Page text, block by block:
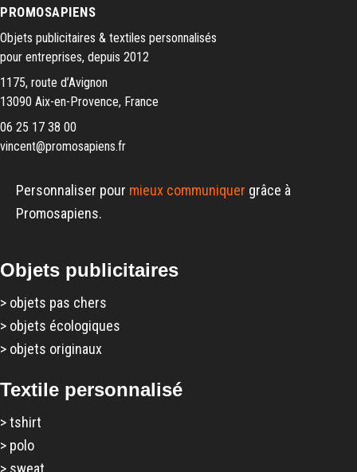
PROMOSAPIENS
Objets publicitaires & textiles personnalisés
pour entreprises, depuis 2012
1175, route d’Avignon
13090 Aix-en-Provence, France
06 25 17 38 00
vincent@promosapiens.fr
Personnaliser pour mieux communiquer grâce à
Promosapiens.
Objets publicitaires
> objets pas chers
> objets écologiques
> objets originaux
Textile personnalisé
>tshirt
> polo
> sweat